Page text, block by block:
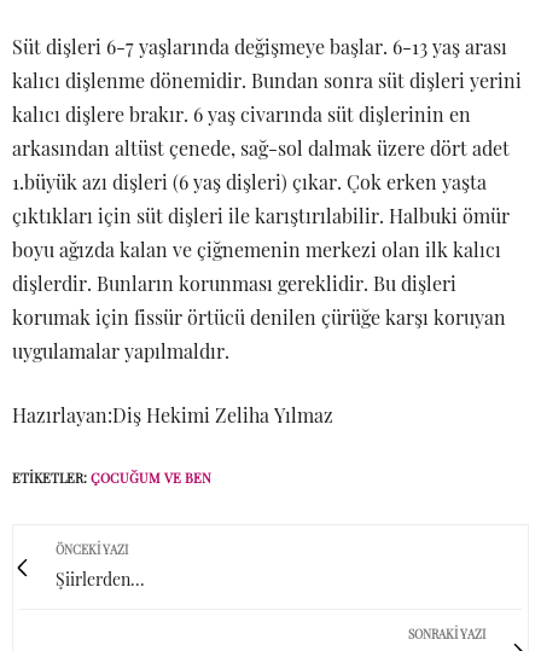
Süt dişleri 6-7 yaşlarında değişmeye başlar. 6-13 yaş arası
kalıcı dişlenme dönemidir. Bundan sonra süt dişleri yerini
kalıcı dişlere brakır. 6 yaş civarında süt dişlerinin en
arkasından altüst çenede, sağ-sol dalmak üzere dört adet
1.büyük azı dişleri (6 yaş dişleri) çıkar. Çok erken yaşta
çıktıkları için süt dişleri ile karıştırılabilir. Halbuki ömür
boyu ağızda kalan ve çiğnemenin merkezi olan ilk kalıcı
dişlerdir. Bunların korunması gereklidir. Bu dişleri
korumak için fissür örtücü denilen çürüğe karşı koruyan
uygulamalar yapılmaldır.
Hazırlayan:Diş Hekimi Zeliha Yılmaz
ETIKETLER: ÇOCUĞUM VE BEN
ÖNCEKI YAZI
Şiirlerden...
SONRAKI YAZI